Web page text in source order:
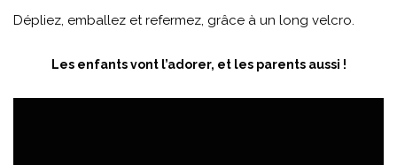
Dépliez, emballez et refermez, grâce à un long velcro.
Les enfants vont l’adorer, et les parents aussi !